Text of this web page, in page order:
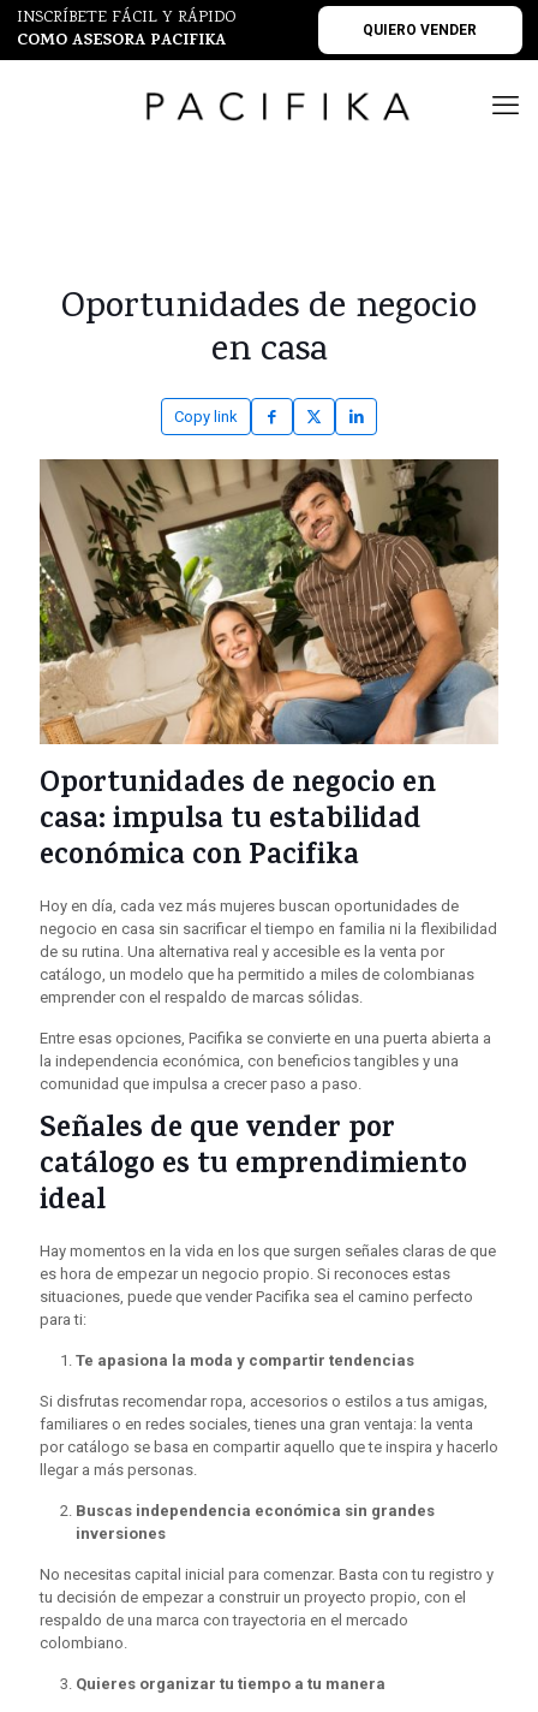
INSCRÍBETE FÁCIL Y RÁPIDO
COMO ASESORA PACIFIKA QUIERO VENDER
Oportunidades de negocio
en casa
Copy link
Oportunidades de negocio en
casa: impulsa tu estabilidad
económica con Pacifika
Hoy en día, cada vez más mujeres buscan oportunidades de
negocio en casa sin sacrificar el tiempo en familia ni la flexibilidad
de su rutina. Una alternativa real y accesible es la venta por
catálogo, un modelo que ha permitido a miles de colombianas
emprender con el respaldo de marcas sólidas.
Entre esas opciones, Pacifika se convierte en una puerta abierta a
la independencia económica, con beneficios tangibles y una
comunidad que impulsa a crecer paso a paso.
Señales de que vender por
catálogo es tu emprendimiento
ideal
Hay momentos en la vida en los que surgen señales claras de que
es hora de empezar un negocio propio. Si reconoces estas
situaciones, puede que vender Pacifika sea el camino perfecto
para ti:
Te apasiona la moda y compartir tendencias
Si disfrutas recomendar ropa, accesorios o estilos a tus amigas,
familiares o en redes sociales, tienes una gran ventaja: la venta
por catálogo se basa en compartir aquello que te inspira y hacerlo
llegar a más personas.
Buscas independencia económica sin grandes
inversiones
No necesitas capital inicial para comenzar. Basta con tu registro y
tu decisión de empezar a construir un proyecto propio, con el
respaldo de una marca con trayectoria en el mercado
colombiano.
Quieres organizar tu tiempo a tu manera